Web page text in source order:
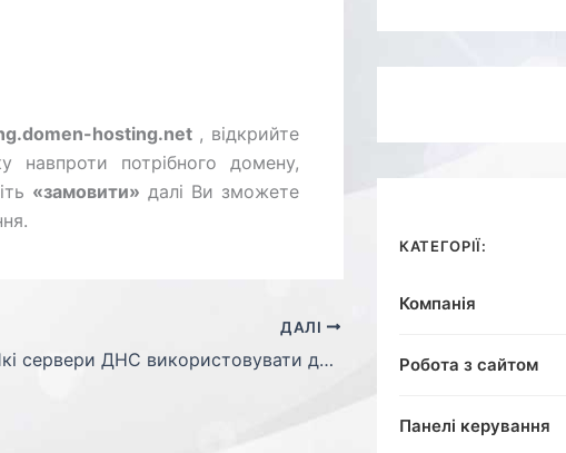
hosting.net, відкрийте
навпроти потрібного домену,
«замовити» далі Ви зможете
ДАЛІ
Які сервери ДНС використовувати для мого домену?
КАТЕГОРІЇ:
Компанія
Робота з сайтом
Панелі керування